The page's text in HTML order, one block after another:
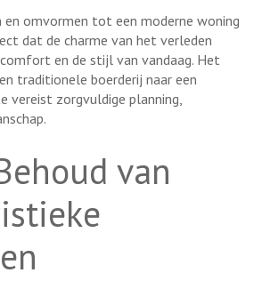
en omvormen tot een moderne woning
dat de charme van het verleden
en de stijl van vandaag. Het
traditionele boerderij naar een
vereist zorgvuldige planning,
van